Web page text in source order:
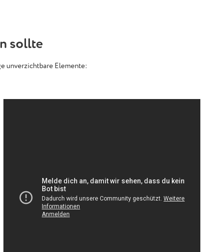
sollte
unverzichtbare Elemente: